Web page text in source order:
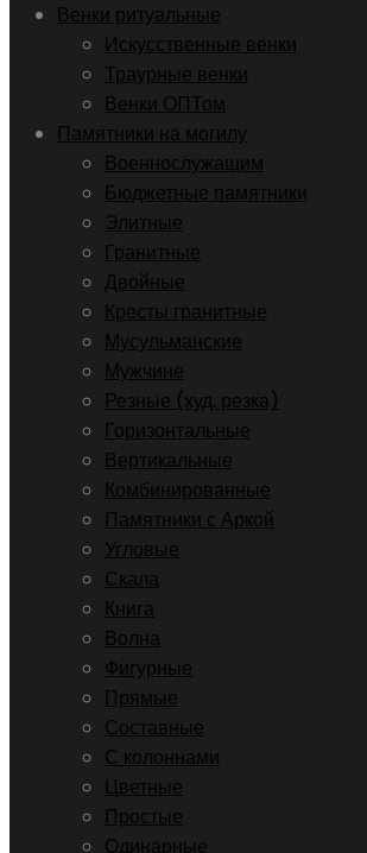
Венки ритуальные
Искусственные венки
Траурные венки
Венки ОПТом
Памятники на могилу
Военнослужащим
Бюджетные памятники
Элитные
Гранитные
Двойные
Кресты гранитные
Мусульманские
Мужчине
Резные (худ. резка)
Горизонтальные
Вертикальные
Комбинированные
Памятники с Аркой
Угловые
Скала
Книга
Волна
Фигурные
Прямые
Составные
С колоннами
Цветные
Простые
Одинарные